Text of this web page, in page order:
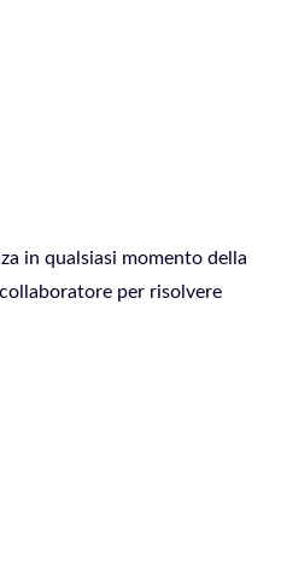
in qualsiasi momento della
per risolvere